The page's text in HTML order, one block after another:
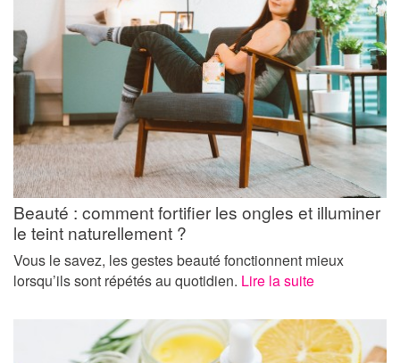
Beauté : comment fortifier les ongles et illuminer
le teint naturellement ?
Vous le savez, les gestes beauté fonctionnent mieux
lorsqu’ils sont répétés au quotidien. Lire la suite